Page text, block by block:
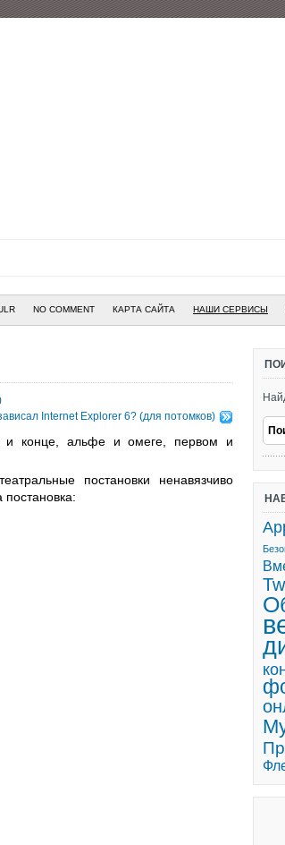
NO COMMENT КАРТА САЙТА НАШИ СЕРВИСЫ
Internet Explorer 6? (для потомков)
и конце, альфе и омеге, первом и
постановки ненавязчиво